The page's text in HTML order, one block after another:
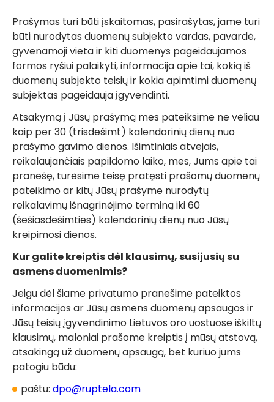
Prašymas turi būti įskaitomas, pasirašytas, jame turi
būti nurodytas duomenų subjekto vardas, pavardė,
gyvenamoji vieta ir kiti duomenys pageidaujamos
formos ryšiui palaikyti, informacija apie tai, kokią iš
duomenų subjekto teisių ir kokia apimtimi duomenų
subjektas pageidauja įgyvendinti.
Atsakymą į Jūsų prašymą mes pateiksime ne vėliau
kaip per 30 (trisdešimt) kalendorinių dienų nuo
prašymo gavimo dienos. Išimtiniais atvejais,
reikalaujančiais papildomo laiko, mes, Jums apie tai
pranešę, turėsime teisę pratęsti prašomų duomenų
pateikimo ar kitų Jūsų prašyme nurodytų
reikalavimų išnagrinėjimo terminą iki 60
(šešiasdešimties) kalendorinių dienų nuo Jūsų
kreipimosi dienos.
Kur galite kreiptis dėl klausimų, susijusių su
asmens duomenimis?
Jeigu dėl šiame privatumo pranešime pateiktos
informacijos ar Jūsų asmens duomenų apsaugos ir
Jūsų teisių įgyvendinimo Lietuvos oro uostuose iškiltų
klausimų, maloniai prašome kreiptis į mūsų atstovą,
atsakingą už duomenų apsaugą, bet kuriuo jums
patogiu būdu:
paštu: dpo@ruptela.com